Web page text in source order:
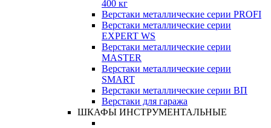
400 кг
Верстаки металлические серии PROFI
Верстаки металлические серии
EXPERT WS
Верстаки металлические серии
MASTER
Верстаки металлические серии
SMART
Верстаки металлические серии ВП
Верстаки для гаража
ШКАФЫ ИНСТРУМЕНТАЛЬНЫЕ